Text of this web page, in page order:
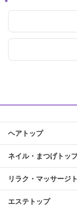
ヘアトップ
ネイル・まつげトッ
リラク・マッサージ
エステトップ